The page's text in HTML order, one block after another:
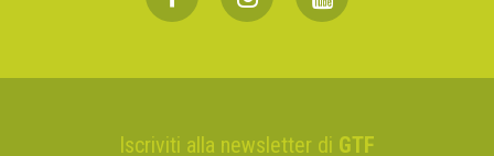
Iscriviti alla newsletter di GTF